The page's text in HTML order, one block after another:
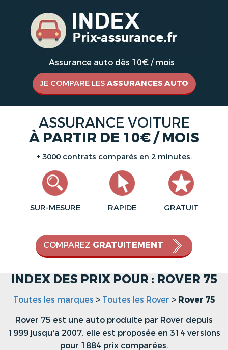
Assurance auto dès 10€ / mois
JE COMPARE LES ASSURANCES AUTO
ASSURANCE VOITURE
À PARTIR DE 10€ / MOIS
+ 3000 contrats comparés en 2 minutes.
SUR-MESURE RAPIDE GRATUIT
COMPAREZ GRATUITEMENT
INDEX DES PRIX POUR : ROVER 75
Toutes les marques > Toutes les Rover > Rover 75
Rover 75 est une auto produite par Rover depuis
1999 jusqu'a 2007. elle est proposée en 314 versions
pour 1884 prix comparées.